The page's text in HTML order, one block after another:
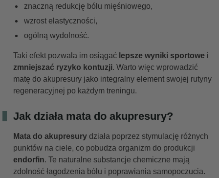
znaczną redukcję bólu mięśniowego,
wzrost elastyczności,
ogólną wydolność.
Taki efekt pozwala im osiągać lepsze wyniki sportowe i
zmniejszać ryzyko kontuzji. Warto więc wprowadzić
matę do akupresury jako integralny element swojej rutyny
regeneracyjnej po każdym treningu.
Jak działa mata do akupresury?
Mata do akupresury działa poprzez stymulację różnych
punktów na ciele, co pobudza organizm do produkcji
endorfin. Te naturalne substancje chemiczne mają
zdolność łagodzenia bólu i poprawiania samopoczucia.